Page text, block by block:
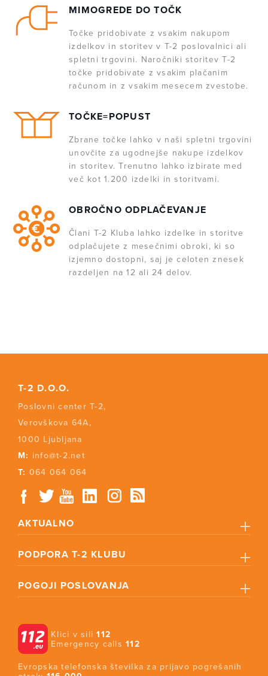
MIMOGREDE DO TOČK
Točke pridobivate z vsakim nakupom
izdelkov in storitev v T-2 poslovalnici ali
spletni trgovini. Naročniki storitev T-2
točke pridobivate z vsakim plačanim
računom in z vsakim mesecem zvestobe.
TOČKE=POPUST
Zbrane točke lahko v naši spletni trgovini
unovčite za ugodnejše nakupe izdelkov
in storitev. Trenutno lahko izbirate med
več kot 1.200 izdelki in storitvami.
OBROČNO ODPLAČEVANJE
Člani T-2 Kluba lahko izdelke in storitve
odplačujete z mesečnimi obroki, ki so
izjemno dostopni, saj je celoten znesek
razdeljen na 12 ali 24 delov.
T-2 D.O.O.
Poslovni center T-2,
Verovškova 64A,
1000 Ljubljana
M: info@t-2.net
T: 064 064 064
AKTUALNO
PODPORA T-2 KLUBU
POGOJI POSLOVANJA
Klici v sili112
Emergency calls112
Evropska telefonska številka za prijavo pogrešanih